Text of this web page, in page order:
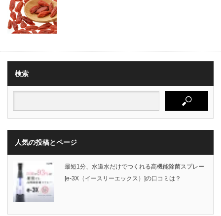
検索
人気の投稿とページ
最短1分、水道水だけでつくれる高機能除菌スプレー
[e-3X（イースリーエックス）]の口コミは？